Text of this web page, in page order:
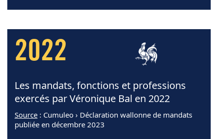
2022
Les mandats, fonctions et professions
exercés par Véronique Bal en 2022
Source : Cumuleo › Déclaration wallonne de mandats
publiée en décembre 2023